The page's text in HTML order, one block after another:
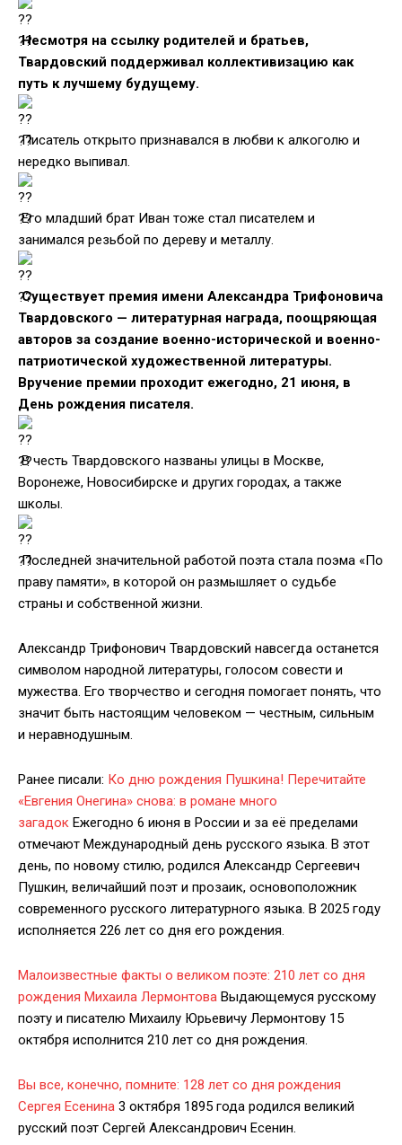
Несмотря на ссылку родителей и братьев,
Твардовский поддерживал коллективизацию как
путь к лучшему будущему.
Писатель открыто признавался в любви к алкоголю и
нередко выпивал.
Его младший брат Иван тоже стал писателем и
занимался резьбой по дереву и металлу.
Существует премия имени Александра Трифоновича
Твардовского — литературная награда, поощряющая
авторов за создание военно-исторической и военно-
патриотической художественной литературы.
Вручение премии проходит ежегодно, 21 июня, в
День рождения писателя.
В честь Твардовского названы улицы в Москве,
Воронеже, Новосибирске и других городах, а также
школы.
Последней значительной работой поэта стала поэма «По
праву памяти», в которой он размышляет о судьбе
страны и собственной жизни.
Александр Трифонович Твардовский навсегда останется
символом народной литературы, голосом совести и
мужества. Его творчество и сегодня помогает понять, что
значит быть настоящим человеком — честным, сильным
и неравнодушным.
Ранее писали: Ко дню рождения Пушкина! Перечитайте
«Евгения Онегина» снова: в романе много
загадок Ежегодно 6 июня в России и за её пределами
отмечают Международный день русского языка. В этот
день, по новому стилю, родился Александр Сергеевич
Пушкин, величайший поэт и прозаик, основоположник
современного русского литературного языка. В 2025 году
исполняется 226 лет со дня его рождения.
Малоизвестные факты о великом поэте: 210 лет со дня
рождения Михаила Лермонтова Выдающемуся русскому
поэту и писателю Михаилу Юрьевичу Лермонтову 15
октября исполнится 210 лет со дня рождения.
Вы все, конечно, помните: 128 лет со дня рождения
Сергея Есенина 3 октября 1895 года родился великий
русский поэт Сергей Александрович Есенин.